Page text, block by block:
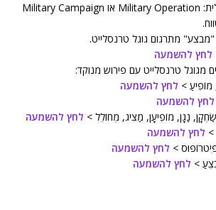
2. פעולה צבאית באנגלית: Military Operation או Military Campaign
מתרגום גוגל טרנסלייט.
לחץ להשמעה
מגוגל טרנסלייט עם פירוש מנוקד:
לחץ להשמעה
לחץ להשמעה
לחץ להשמעה
לחץ להשמעה
לחץ להשמעה
לחץ להשמעה